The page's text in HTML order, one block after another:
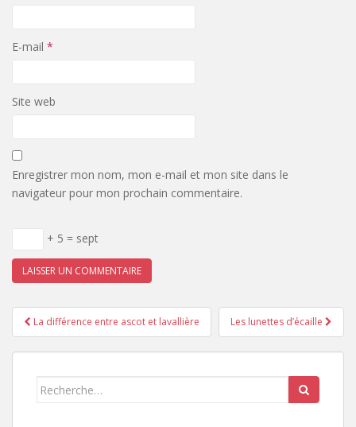
E-mail *
Site web
Enregistrer mon nom, mon e-mail et mon site dans le
navigateur pour mon prochain commentaire.
+ 5 = sept
Pagination
d'article
La différence entre ascot et lavallière Les lunettes d’écaille
Search